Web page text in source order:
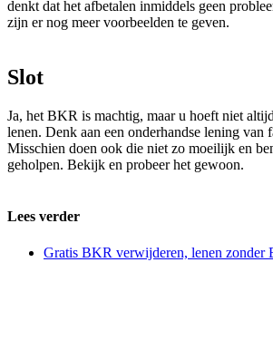
denkt dat het afbetalen inmiddels geen
zijn er nog meer voorbeelden te geven.
Slot
Ja, het BKR is machtig, maar u hoeft niet
lenen. Denk aan een onderhandse lening van
Misschien doen ook die niet zo moeilijk en
geholpen. Bekijk en probeer het gewoon.
Lees verder
Gratis BKR verwijderen, lenen zonder